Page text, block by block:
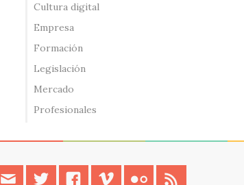
Cultura digital
Empresa
Formación
Legislación
Mercado
Profesionales
contacto twitter facebook vimeo flickr